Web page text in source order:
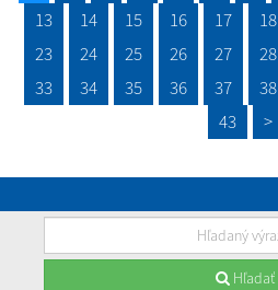
13
14 15 16 17 18
23
24 25 26 27 28
33
34 35 36 37 38
43
>
Hľadať